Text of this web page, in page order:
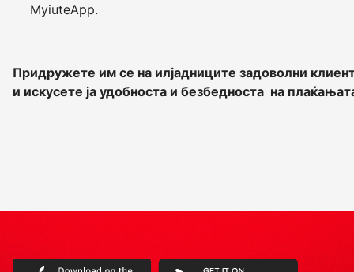
MyiuteApp.
и искусете ја удобноста и безбедноста  на